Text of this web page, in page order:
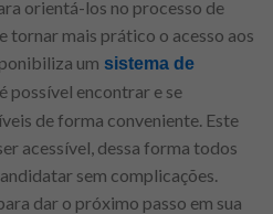
orientá-los no processo de
tornar mais prático o acesso aos
um sistema de
possível encontrar e se
de forma conveniente. Este
acessível, dessa forma todos
sem complicações.
dar o próximo passo em sua